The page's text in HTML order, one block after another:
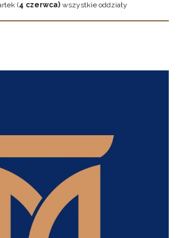
(4 czerwca) wszystkie oddziały